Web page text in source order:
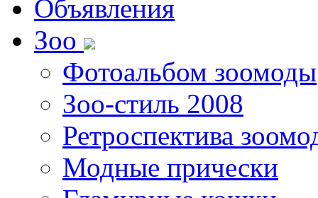
Объявления
Зоо
Фотоальбом зоомоды
Зоо-стиль 2008
Ретроспектива
Модные прически